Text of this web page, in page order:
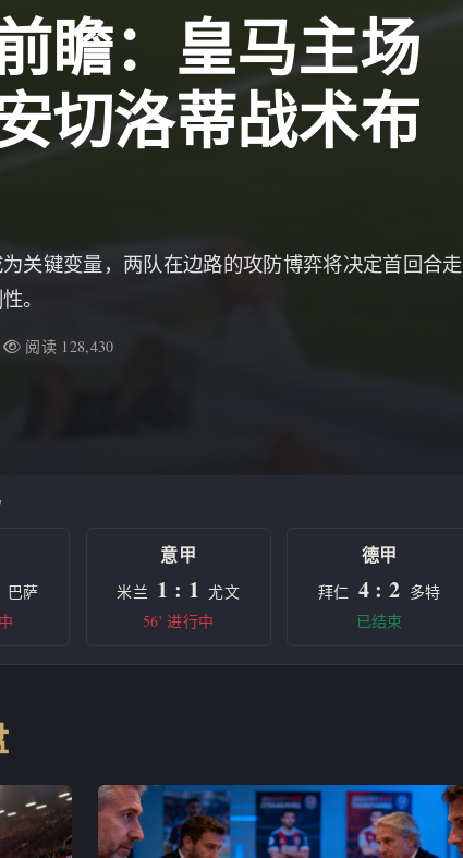
瞻：皇马主场
切洛蒂战术布
关键变量，两队在边路的攻防博弈将决定首回合走
。
阅读 128,430
巴萨
意甲
米兰 1 : 1 尤文
56' 进行中
德甲
拜仁 4 : 2 多特
已结束